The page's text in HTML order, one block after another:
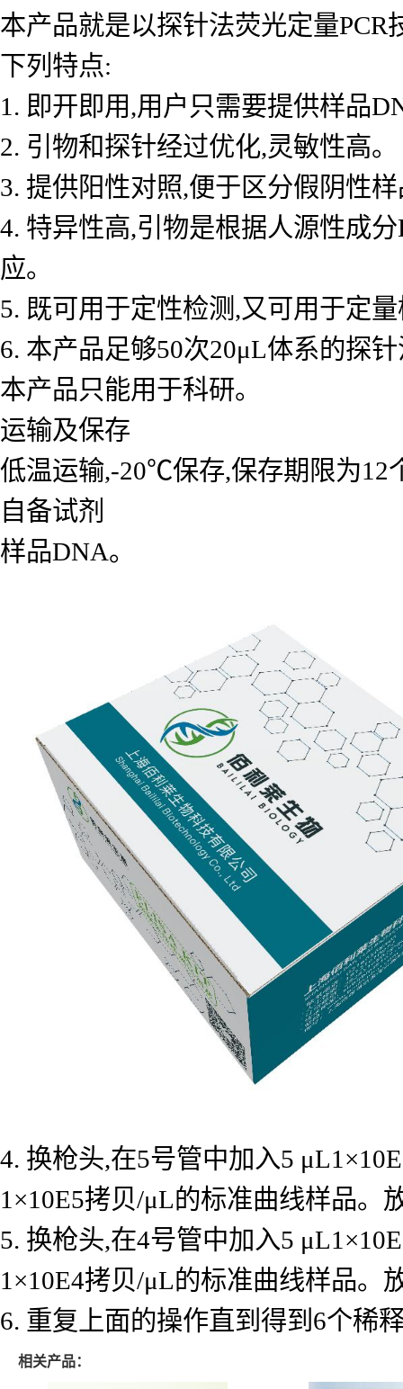
本产品就是以探针法荧光定量
下列特点:
1. 即开即用,用户只需要提供样品
2. 引物和探针经过优化,灵敏性高。
3. 提供阳性对照,便于区分假阴性
4. 特异性高,引物是根据人源性成
应。
5. 既可用于定性检测,又可用于定
6. 本产品足够50次20μL体系的探
本产品只能用于科研。
运输及保存
低温运输,-20℃保存,保存期限为12
自备试剂
样品DNA。
4. 换枪头,在5号管中加入5
1×10E5拷贝/μL的标准曲线样品。
5. 换枪头,在4号管中加入5
1×10E4拷贝/μL的标准曲线样品。
6. 重复上面的操作直到得到6个稀
相关产品：